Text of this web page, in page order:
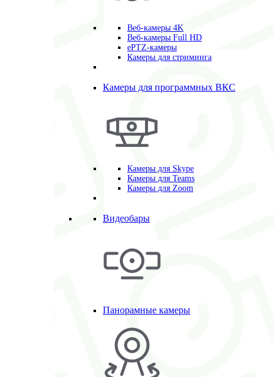
Веб-камеры 4K
Веб-камеры Full HD
ePTZ-камеры
Камеры для стриминга
Камеры для программных ВКС
Камеры для Skype
Камеры для Teams
Камеры для Zoom
Видеобары
Панорамные камеры